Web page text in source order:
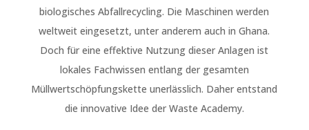
biologisches Abfallrecycling. Die Maschinen werden
weltweit eingesetzt, unter anderem auch in Ghana.
Doch für eine effektive Nutzung dieser Anlagen ist
lokales Fachwissen entlang der gesamten
Müllwertschöpfungskette unerlässlich. Daher entstand
die innovative Idee der Waste Academy.